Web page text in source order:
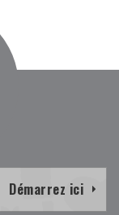
Démarrez ici